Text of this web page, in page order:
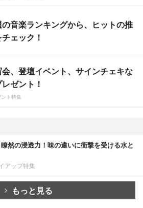
音楽ランキングから、ヒットの推
ェック！
、登壇イベント、サインチェキな
ゼント！
ト特集
然の浸透力！味の違いに衝撃を受ける水と
アップ特集
もっと見る